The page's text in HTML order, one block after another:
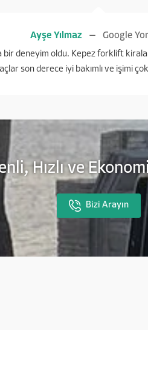
Ayşe Yılmaz Google
deneyim oldu. Kepez forklift
son derece iyi bakımlı ve işimi
Hızlı ve
Bizi Arayın